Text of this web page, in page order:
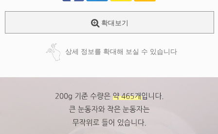
확대보기
상세 정보를 확대해 보실 수 있습니다